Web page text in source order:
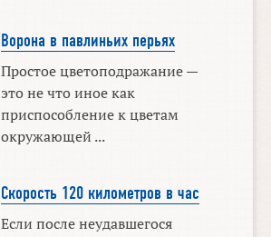
Ворона в павлиньих перьях
Простое цветоподражание —
это не что иное как
приспособление к цветам
окружающей ...
Скорость 120 километров в час
Если после неудавшегося